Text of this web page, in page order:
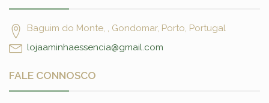
Baguim do Monte, , Gondomar, Porto, Portugal
lojaaminhaessencia@gmail.com
FALE CONNOSCO